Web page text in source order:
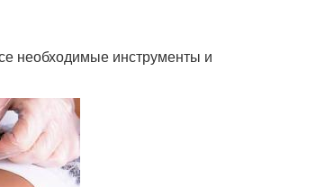
необходимые инструменты и